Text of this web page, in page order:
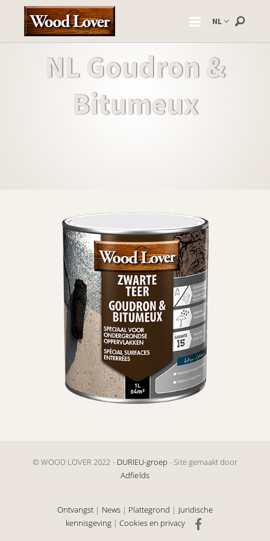
NL
NL Goudron &
Bitumeux
© WOOD LOVER 2022 - DURIEU-groep - Site gemaakt door
Adfields
Ontvangst | News| Plattegrond | Juridische
kennisgeving |Cookies en privacy